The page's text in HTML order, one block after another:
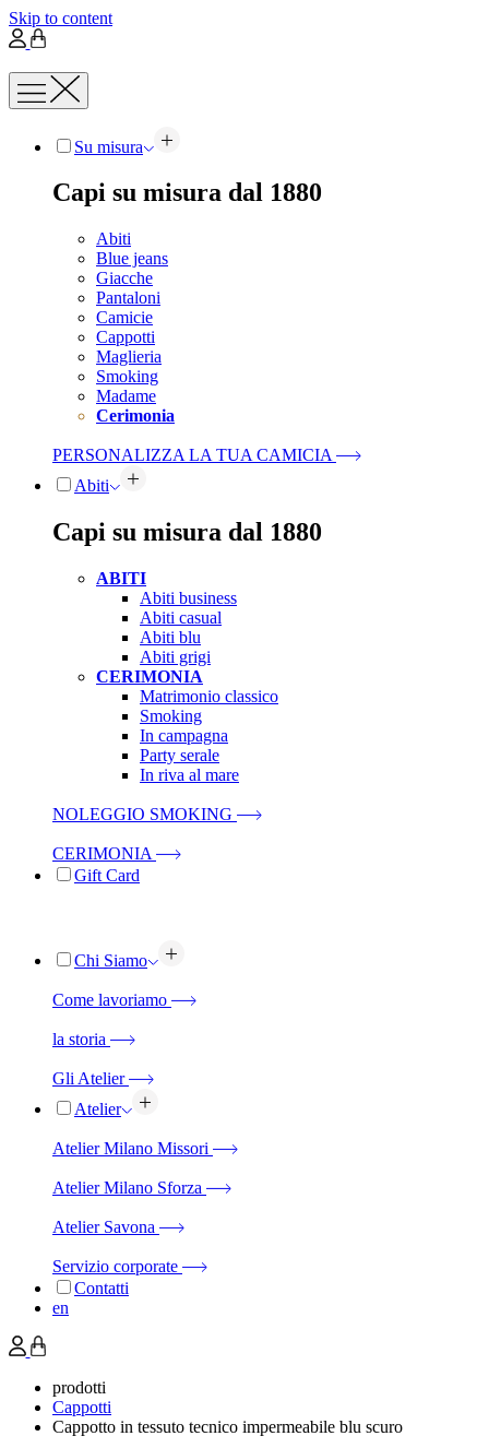
Skip to content
Su misura
Capi su misura dal 1880
Abiti
Blue jeans
Giacche
Pantaloni
Camicie
Cappotti
Maglieria
Smoking
Madame
Cerimonia
PERSONALIZZA LA TUA CAMICIA
Abiti
Capi su misura dal 1880
ABITI
Abiti business
Abiti casual
Abiti blu
Abiti grigi
CERIMONIA
Matrimonio classico
Smoking
In campagna
Party serale
In riva al mare
NOLEGGIO SMOKING
CERIMONIA
Gift Card
Chi Siamo
Come lavoriamo
la storia
Gli Atelier
Atelier
Atelier Milano Missori
Atelier Milano Sforza
Atelier Savona
Servizio corporate
Contatti
en
prodotti
Cappotti
Cappotto in tessuto tecnico impermeabile blu scuro